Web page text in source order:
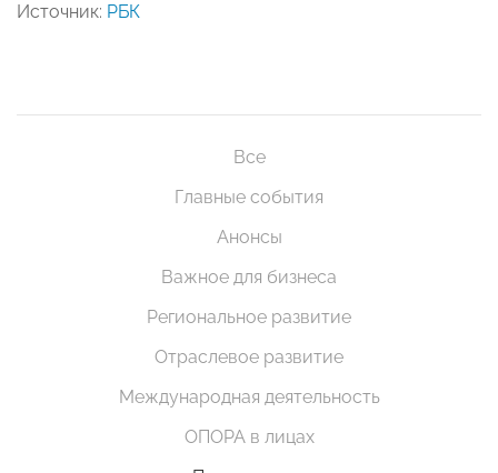
Источник: РБК
Все
Главные события
Анонсы
Важное для бизнеса
Региональное развитие
Отраслевое развитие
Международная деятельность
ОПОРА в лицах